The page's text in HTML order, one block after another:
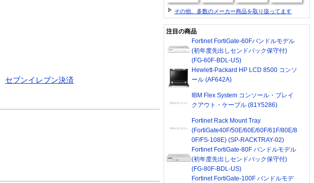
セブンイレブン決済
その他、多数のメーカー商品を取り扱ってます
注目の商品
Fortinet FortiGate-60Fバンドルモデル
(初年度先出しセンドバック保守付)
(FG-60F-BDL-US)
Hewlett-Packard HP LCD 8500 コンソ
ール (AF642A)
IBM Flex System コンソール・ブレイ
クアウト・ケーブル (81Y5286)
Fortinet Rack Mount Tray
(FortiGate40F/50E/60E/60F/61F/80E/8
0F/FS-108E) (SP-RACKTRAY-02)
Fortinet FortiGate-80F バンドルモデル
(初年度先出しセンドバック保守付)
(FG-80F-BDL-US)
Fortinet FortiGate-100F バンドルモデ